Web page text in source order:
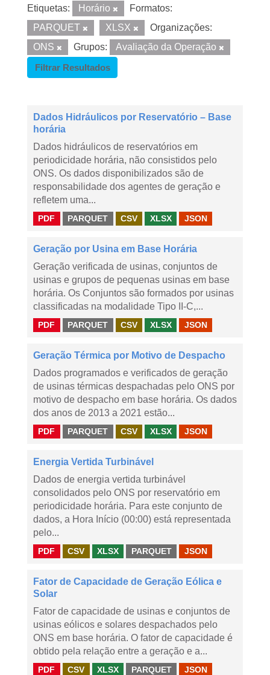
Etiquetas: Horário
Formatos:
PARQUET
XLSX
Organizações:
ONS
Grupos:
Avaliação da Operação
Filtrar Resultados
Dados Hidráulicos por Reservatório – Base
horária
Dados hidráulicos de reservatórios em
periodicidade horária, não consistidos pelo
ONS. Os dados disponibilizados são de
responsabilidade dos agentes de geração e
refletem uma...
PDF PARQUET CSV XLSX JSON
Geração por Usina em Base Horária
Geração verificada de usinas, conjuntos de
usinas e grupos de pequenas usinas em base
horária. Os Conjuntos são formados por usinas
classificadas na modalidade Tipo II-C,...
PDF PARQUET CSV XLSX JSON
Geração Térmica por Motivo de Despacho
Dados programados e verificados de geração
de usinas térmicas despachadas pelo ONS por
motivo de despacho em base horária. Os dados
dos anos de 2013 a 2021 estão...
PDF PARQUET CSV XLSX JSON
Energia Vertida Turbinável
Dados de energia vertida turbinável
consolidados pelo ONS por reservatório em
periodicidade horária. Para este conjunto de
dados, a Hora Início (00:00) está representada
pelo...
PDF CSV XLSX PARQUET JSON
Fator de Capacidade de Geração Eólica e
Solar
Fator de capacidade de usinas e conjuntos de
usinas eólicos e solares despachados pelo
ONS em base horária. O fator de capacidade é
obtido pela relação entre a geração e a...
PDF CSV XLSX PARQUET JSON